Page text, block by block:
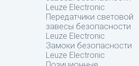
Leuze Electronic
Передатчики световой
завесы безопасности
Leuze Electronic
Замоки безопасности
Leuze Electronic